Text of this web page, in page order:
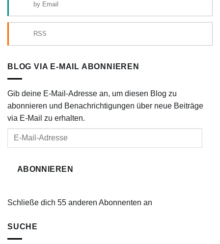
by Email
RSS
BLOG VIA E-MAIL ABONNIEREN
Gib deine E-Mail-Adresse an, um diesen Blog zu
abonnieren und Benachrichtigungen über neue Beiträge
via E-Mail zu erhalten.
ABONNIEREN
Schließe dich 55 anderen Abonnenten an
SUCHE